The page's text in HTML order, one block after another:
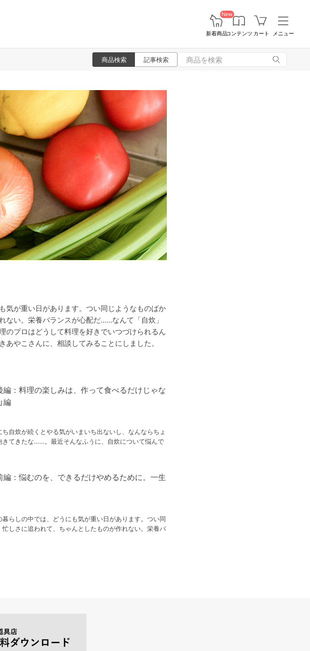
New
新着商品コンテンツ カート メニュー
商品検索 記事検索
気が重い日があります。つい同じようなものばか
ない。栄養バランスが心配だ……なんて「自炊」
のプロはどうして料理を好きでいつづけられるん
やこさんに、相談してみることにしました。
編：料理の楽しみは、作って食べるだけじゃな
編
自炊が続くとやる気がいまいち出ないし、なんならちょ
きてきたな……。最近そんなふうに、自炊について悩んで
編：悩むのを、できるだけやめるために。一生
らしの中では、どうにも気が重い日があります。つい同
しさに追われて、ちゃんとしたものが作れない。栄養バ